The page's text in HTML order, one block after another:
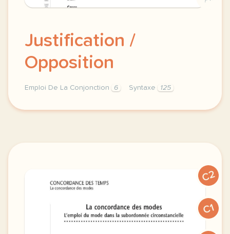
Justification /
Opposition
Emploi De La Conjonction 6 Syntaxe 125
subordination avec l indicatif coherence
C2
C1